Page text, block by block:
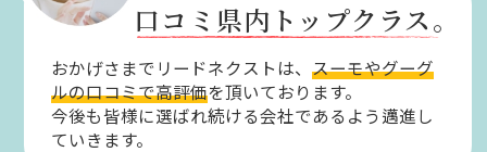
口コミ県内トップクラス。
おかげさまでリードネクストは、スーモやグーグ
ルの口コミで高評価を頂いております。
今後も皆様に選ばれ続ける会社であるよう邁進し
ていきます。